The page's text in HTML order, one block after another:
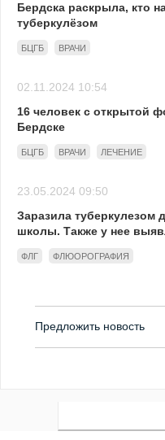
Бердска раскрыла, кто
туберкулёзом
БЦГБ ВРАЧИ
02.11.2024 10:54
16 человек с открытой
Бердске
БЦГБ ВРАЧИ ЛЕЧЕНИЕ
23.05.2024 09:50
Заразила туберкулезом
школы. Также у нее
ФЛГ ФЛЮОРОГРАФИЯ
Предложить новость